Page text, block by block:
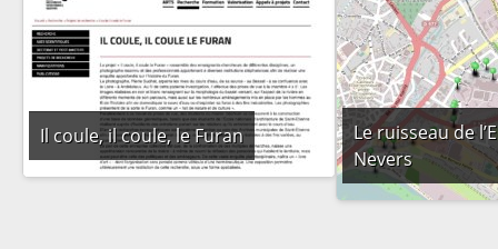
Il coule, il coule, le Furan
Le ruisseau de
Nevers